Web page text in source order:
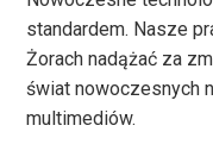
standardem. Nasze
Żorach nadążać za
świat nowoczesnych
multimediów.